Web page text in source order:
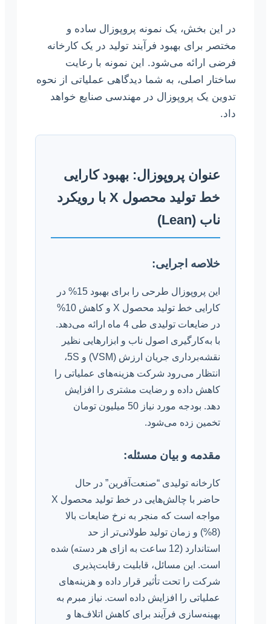
در این بخش، یک نمونه پروپوزال ساده و
مختصر برای بهبود فرآیند تولید در یک کارخانه
فرضی ارائه می‌شود. این نمونه با رعایت
ساختار اصلی، به شما دیدگاهی عملیاتی از نحوه
تدوین یک پروپوزال در مهندسی صنایع خواهد
داد.
عنوان پروپوزال: بهبود کارایی
خط تولید محصول X با رویکرد
ناب (Lean)
خلاصه اجرایی:
این پروپوزال طرحی را برای بهبود 15% در
کارایی خط تولید محصول X و کاهش 10%
در ضایعات تولیدی طی 4 ماه ارائه می‌دهد.
با به‌کارگیری اصول ناب و ابزارهایی نظیر
نقشه‌برداری جریان ارزش (VSM) و 5S،
انتظار می‌رود شرکت هزینه‌های عملیاتی را
کاهش داده و رضایت مشتری را افزایش
دهد. بودجه مورد نیاز 50 میلیون تومان
تخمین زده می‌شود.
مقدمه و بیان مسئله:
کارخانه تولیدی “صنعت‌آفرین” در حال
حاضر با چالش‌هایی در خط تولید محصول X
مواجه است که منجر به نرخ ضایعات بالا
(8%) و زمان تولید طولانی‌تر از حد
استاندارد (12 ساعت به ازای هر دسته) شده
است. این مسائل، قابلیت رقابت‌پذیری
شرکت را تحت تأثیر قرار داده و هزینه‌های
عملیاتی را افزایش داده است. نیاز مبرم به
بهینه‌سازی فرآیند برای کاهش اتلاف‌ها و